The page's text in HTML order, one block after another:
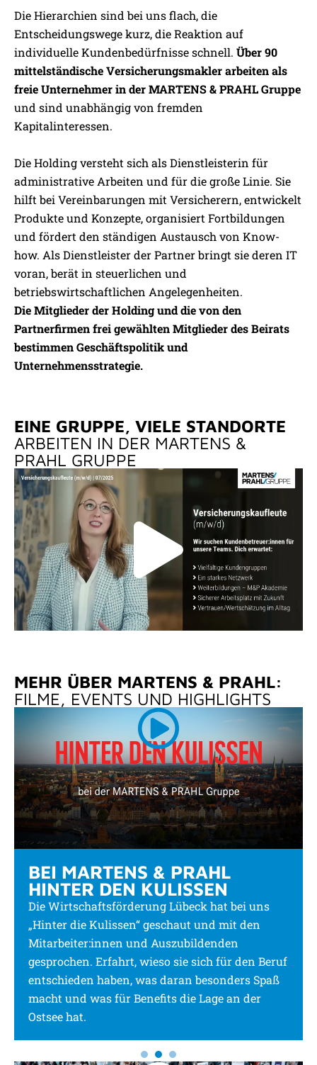
Die Hierarchien sind bei uns flach, die
Entscheidungswege kurz, die Reaktion auf
individuelle Kundenbedürfnisse schnell. Über 90
mittelständische Versicherungsmakler arbeiten als
freie Unternehmer in der MARTENS & PRAHL Gruppe
und sind unabhängig von fremden
Kapitalinteressen.
Die Holding versteht sich als Dienstleisterin für
administrative Arbeiten und für die große Linie. Sie
hilft bei Vereinbarungen mit Versicherern, entwickelt
Produkte und Konzepte, organisiert Fortbildungen
und fördert den ständigen Austausch von Know-
how. Als Dienstleister der Partner bringt sie deren IT
voran, berät in steuerlichen und
betriebswirtschaftlichen Angelegenheiten.
Die Mitglieder der Holding und die von den
Partnerfirmen frei gewählten Mitglieder des Beirats
bestimmen Geschäftspolitik und
Unternehmensstrategie.
EINE GRUPPE, VIELE STANDORTE
ARBEITEN IN DER MARTENS &
PRAHL GRUPPE
MEHR ÜBER MARTENS & PRAHL:
FILME, EVENTS UND HIGHLIGHTS
BEI MARTENS & PRAHL
HINTER DEN KULISSEN
Die Wirtschaftsförderung Lübeck hat bei uns
„Hinter die Kulissen“ geschaut und mit den
Mitarbeiter:innen und Auszubildenden
gesprochen. Erfahrt, wieso sie sich für den Beruf
entschieden haben, was daran besonders Spaß
macht und was für Benefits die Lage an der
Ostsee hat.
1 2 3